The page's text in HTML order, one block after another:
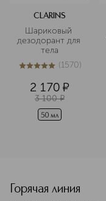
CLARINS
Шариковый
дезодорант для
тела
5из 51570 (1570)
2 170 ¤
3 100 ¤
50 мл
Горячая линия